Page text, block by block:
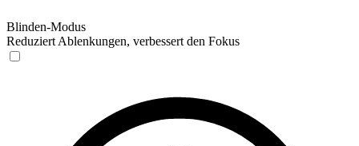
Blinden-Modus
Reduziert Ablenkungen, verbessert den Fokus